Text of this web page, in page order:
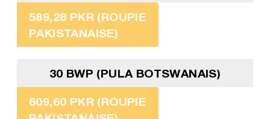
589,28 PKR (ROUPIE
PAKISTANAISE)
30 BWP (PULA BOTSWANAIS)
609,60 PKR (ROUPIE